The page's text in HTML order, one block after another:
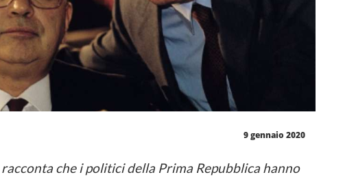
9 gennaio 2020
che i politici della Prima Repubblica hanno